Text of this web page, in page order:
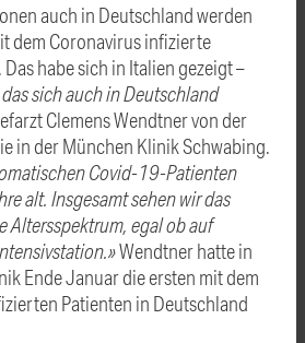
auch in Deutschland werden
dem Coronavirus infizierte
habe sich in Italien gezeigt –
sich auch in Deutschland
Clemens Wendtner von der
in der München Klinik Schwabing.
Covid-19-Patienten
alt. Insgesamt sehen wir das
Altersspektrum, egal ob auf
Wendtner hatte in
Ende Januar die ersten mit dem
Patienten in Deutschland